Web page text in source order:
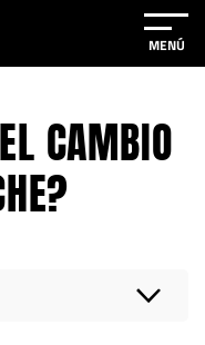
MENÚ
CAMBIO